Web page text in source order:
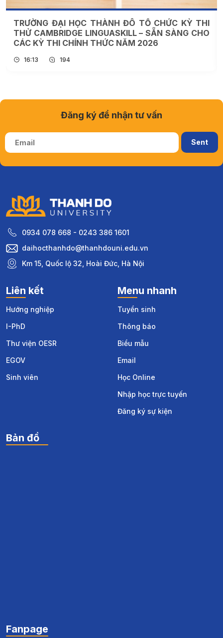
79 NĂM NGÀY THƯƠNG BINH – LIỆT SĨ (27/7/1947
– 27/7/2026): TUỔI TRẺ THÀNH ĐÔ TIẾP NỐI
TRUYỀN THỐNG “UỐNG NƯỚC NHỚ NGUỒN”
13:30 164
0934 078 668 - 0243 386 1601
daihocthanhdo@thanhdouni.edu.vn
Km 15, Quốc lộ 32, Hoài Đức, Hà Nội
Liên kết
Hướng nghiệp
I-PhD
Thư viện OESR
EGOV
Sinh viên
Menu nhanh
Tuyển sinh
Thông báo
Biểu mẫu
Email
Học Online
Nhập học trực tuyến
Đăng ký sự kiện
Bản đồ
Fanpage
Đăng ký để nhận tư vấn